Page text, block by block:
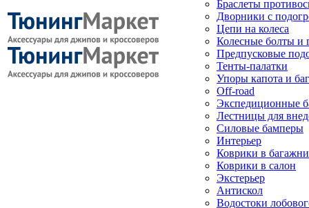
Браслеты
Дворники с
Цепи на колеса
Колесные болты и
Предпусковые
Тенты-палатки
Упоры капота и
Off-road
Экспедиционные
Лестницы для
Силовые бамперы
Интерьер
Коврики в
Коврики в салон
Экстерьер
Антискол
Водостоки